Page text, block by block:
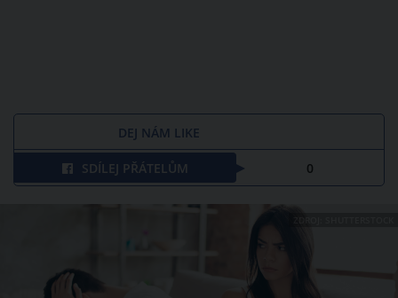
DEJ NÁM LIKE
SDÍLEJ PŘÁTELŮM 0